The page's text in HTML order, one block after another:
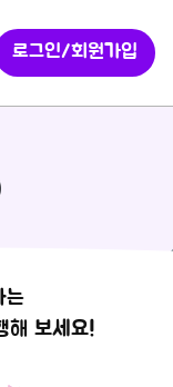
로그인/회원가입
는
해 보세요!